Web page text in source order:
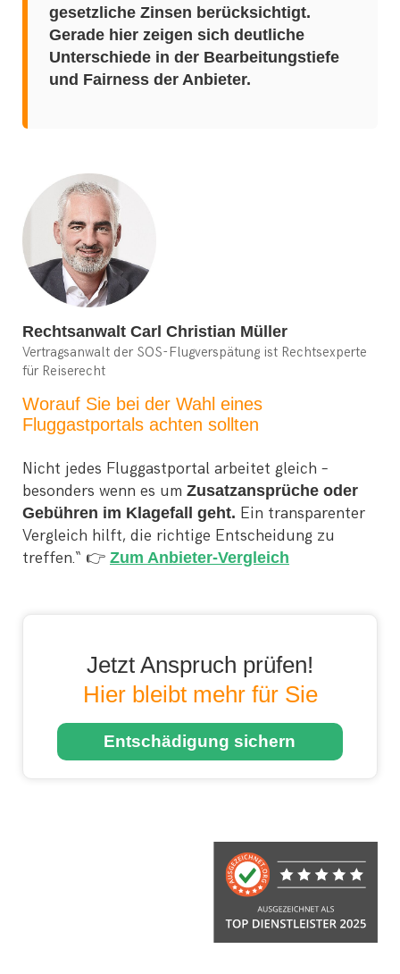
gesetzliche Zinsen berücksichtigt.
Gerade hier zeigen sich deutliche
Unterschiede in der Bearbeitungstiefe
und Fairness der Anbieter.
Rechtsanwalt Carl Christian Müller
Vertragsanwalt der SOS-Flugverspätung ist Rechtsexperte
für Reiserecht
Worauf Sie bei der Wahl eines
Fluggastportals achten sollten
Nicht jedes Fluggastportal arbeitet gleich –
besonders wenn es um Zusatzansprüche oder
Gebühren im Klagefall geht. Ein transparenter
Vergleich hilft, die richtige Entscheidung zu
treffen.“ 👉 Zum Anbieter-Vergleich
Jetzt Anspruch prüfen!
Hier bleibt mehr für Sie
Entschädigung sichern